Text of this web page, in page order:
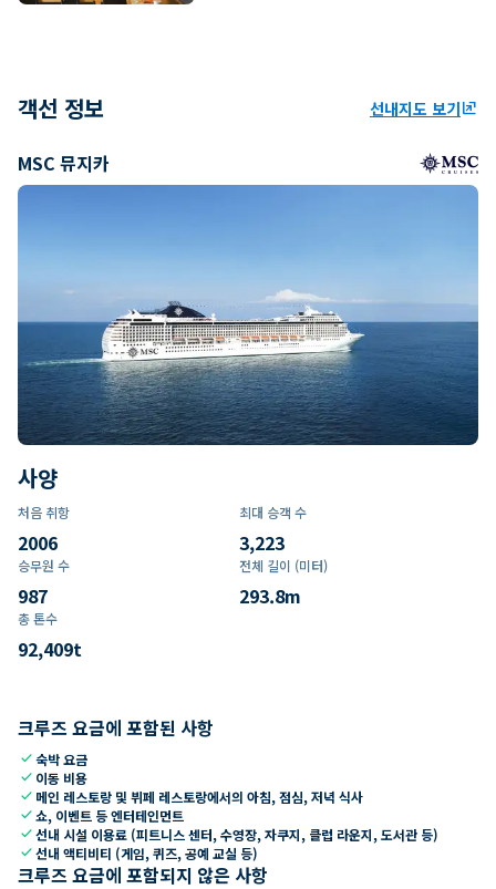
객선 정보 선내지도 보기ungroup
MSC 뮤지카
사양
처음 취항
2006
최대 승객 수
3,223
승무원 수
987
전체 길이 (미터)
293.8m
총 톤수
92,409t
크루즈 요금에 포함된 사항
check숙박 요금
check 이동 비용
check 메인 레스토랑 및 뷔페 레스토랑에서의 아침, 점심, 저녁 식사
check쇼, 이벤트 등 엔터테인먼트
check선내 시설 이용료 (피트니스 센터, 수영장, 자쿠지, 클럽 라운지, 도서관 등)
check선내 액티비티 (게임, 퀴즈, 공예 교실 등)
크루즈 요금에 포함되지 않은 사항